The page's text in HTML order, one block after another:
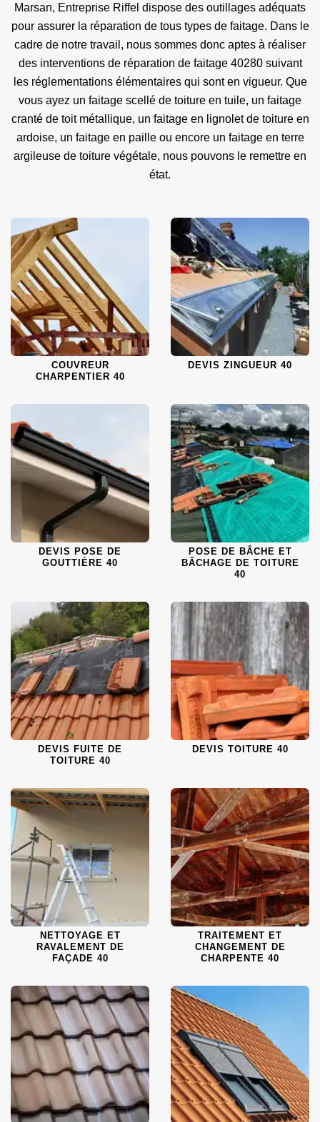
Marsan, Entreprise Riffel dispose des outillages adéquats
pour assurer la réparation de tous types de faitage. Dans le
cadre de notre travail, nous sommes donc aptes à réaliser
des interventions de réparation de faitage 40280 suivant
les réglementations élémentaires qui sont en vigueur. Que
vous ayez un faitage scellé de toiture en tuile, un faitage
cranté de toit métallique, un faitage en lignolet de toiture en
ardoise, un faitage en paille ou encore un faitage en terre
argileuse de toiture végétale, nous pouvons le remettre en
état.
COUVREUR
CHARPENTIER 40
DEVIS ZINGUEUR 40
DEVIS POSE DE
GOUTTIÈRE 40
POSE DE BÂCHE ET
BÂCHAGE DE TOITURE
40
DEVIS FUITE DE
TOITURE 40
DEVIS TOITURE 40
NETTOYAGE ET
RAVALEMENT DE
FAÇADE 40
TRAITEMENT ET
CHANGEMENT DE
CHARPENTE 40